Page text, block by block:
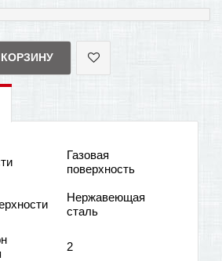
Газовая
поверхность
Нержавеющая
сталь
2